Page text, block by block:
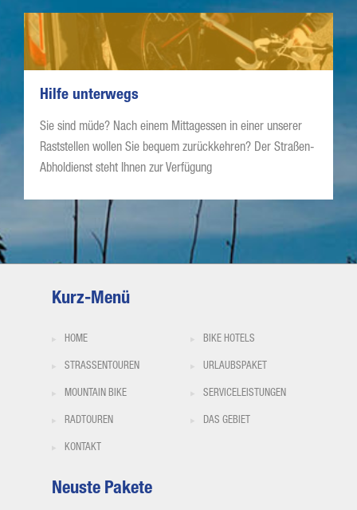
Hilfe unterwegs
Sie sind müde? Nach einem Mittagessen in einer unserer
Raststellen wollen Sie bequem zurückkehren? Der Straßen-
Abholdienst steht Ihnen zur Verfügung
Kurz-Menü
HOME BIKE HOTELS
STRASSENTOUREN URLAUBSPAKET
MOUNTAIN BIKE SERVICELEISTUNGEN
RADTOUREN DAS GEBIET
KONTAKT
Neuste Pakete